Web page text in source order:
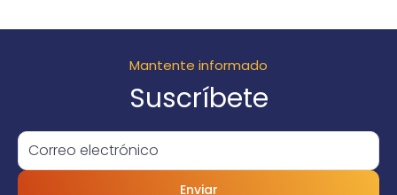
Mantente informado
Suscríbete
Enviar